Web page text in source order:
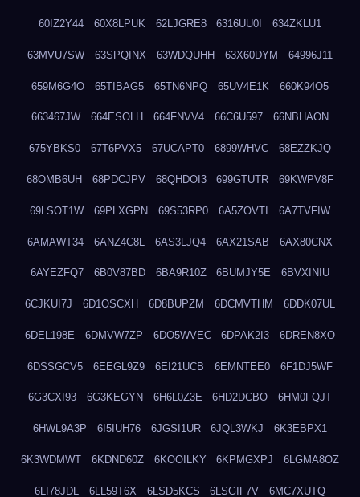
60IZ2Y44 60X8LPUK 62LJGRE8 6316UU0I 634ZKLU1
63MVU7SW 63SPQINX 63WDQUHH 63X60DYM 64996J11
659M6G4O 65TIBAG5 65TN6NPQ 65UV4E1K 660K94O5
663467JW 664ESOLH 664FNVV4 66C6U597 66NBHAON
675YBKS0 67T6PVX5 67UCAPT0 6899WHVC 68EZZKJQ
68OMB6UH 68PDCJPV 68QHDOI3 699GTUTR 69KWPV8F
69LSOT1W 69PLXGPN 69S53RP0 6A5ZOVTI 6A7TVFIW
6AMAWT34 6ANZ4C8L 6AS3LJQ4 6AX21SAB 6AX80CNX
6AYEZFQ7 6B0V87BD 6BA9R10Z 6BUMJY5E 6BVXINIU
6CJKUI7J 6D1OSCXH 6D8BUPZM 6DCMVTHM 6DDK07UL
6DEL198E 6DMVW7ZP 6DO5WVEC 6DPAK2I3 6DREN8XO
6DSSGCV5 6EEGL9Z9 6EI21UCB 6EMNTEE0 6F1DJ5WF
6G3CXI93 6G3KEGYN 6H6L0Z3E 6HD2DCBO 6HM0FQJT
6HWL9A3P 6I5IUH76 6JGSI1UR 6JQL3WKJ 6K3EBPX1
6K3WDMWT 6KDND60Z 6KOOILKY 6KPMGXPJ 6LGMA8OZ
6LI78JDL 6LL59T6X 6LSD5KCS 6LSGIF7V 6MC7XUTQ